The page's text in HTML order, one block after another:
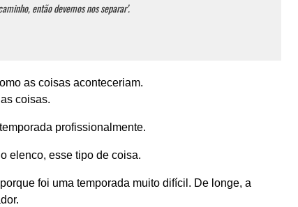
então devemos nos separar’.
as coisas aconteceriam.
coisas.
profissionalmente.
elenco, esse tipo de coisa.
foi uma temporada muito difícil. De longe, a